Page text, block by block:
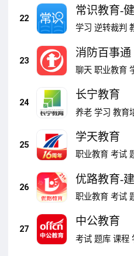
22
常识教育-
病减脂课程
学习 逆转裁判
23
消防百事通
聊天 职业教育
24
长宁教育
养老 学习 教育
25
学天教育
职业教育 考试
26
优路教育-
造价康养技
职业教育 考试
27
中公教育
考试 题库 课程